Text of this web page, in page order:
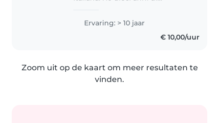
anni come educatrice di infanzia
a Malta. Sono una persona
empatica, amo i bambini e sono
Ervaring: > 10 jaar
€ 10,00/uur
Zoom uit op de kaart om meer resultaten te
vinden.